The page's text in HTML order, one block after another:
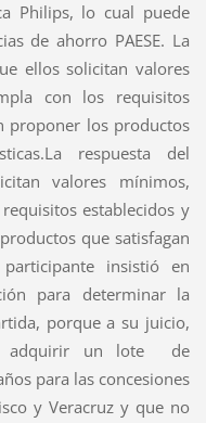
Philips, lo cual puede
de ahorro PAESE. La
ellos solicitan valores
con los requisitos
proponer los productos
La respuesta del
valores mínimos,
establecidos y
que satisfagan
insistió en
para determinar la
porque a su juicio,
adquirir un lote
de
para las concesiones
y Veracruz y que no